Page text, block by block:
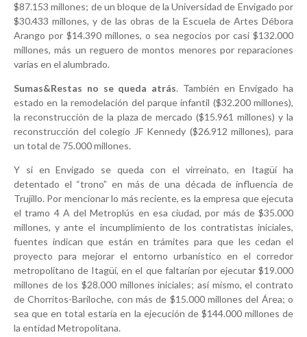
$87.153 millones; de un bloque de la Universidad de Envigado por
$30.433 millones, y de las obras de la Escuela de Artes Débora
Arango por $14.390 millones, o sea negocios por casi $132.000
millones, más un reguero de montos menores por reparaciones
varias en el alumbrado.
Sumas&Restas no se queda atrás. También en Envigado ha
estado en la remodelación del parque infantil ($32.200 millones),
la reconstrucción de la plaza de mercado ($15.961 millones) y la
reconstrucción del colegio JF Kennedy ($26.912 millones), para
un total de 75.000 millones.
Y si en Envigado se queda con el virreinato, en Itagüí ha
detentado el “trono” en más de una década de influencia de
Trujillo. Por mencionar lo más reciente, es la empresa que ejecuta
el tramo 4 A del Metroplús en esa ciudad, por más de $35.000
millones, y ante el incumplimiento de los contratistas iniciales,
fuentes indican que están en trámites para que les cedan el
proyecto para mejorar el entorno urbanístico en el corredor
metropolitano de Itagüí, en el que faltarían por ejecutar $19.000
millones de los $28.000 millones iniciales; así mismo, el contrato
de Chorritos-Bariloche, con más de $15.000 millones del Área; o
sea que en total estaría en la ejecución de $144.000 millones de
la entidad Metropolitana.